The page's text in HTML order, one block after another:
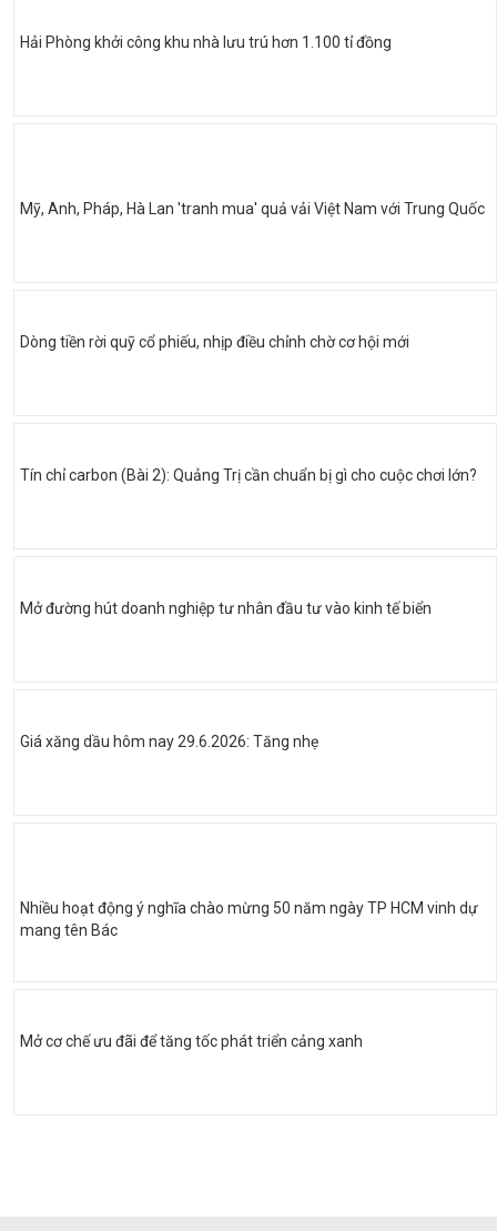
Hải Phòng khởi công khu nhà lưu trú hơn 1.100 tỉ đồng
Mỹ, Anh, Pháp, Hà Lan 'tranh mua' quả vải Việt Nam với Trung Quốc
Dòng tiền rời quỹ cổ phiếu, nhịp điều chỉnh chờ cơ hội mới
Tín chỉ carbon (Bài 2): Quảng Trị cần chuẩn bị gì cho cuộc chơi lớn?
Mở đường hút doanh nghiệp tư nhân đầu tư vào kinh tế biển
Giá xăng dầu hôm nay 29.6.2026: Tăng nhẹ
Nhiều hoạt động ý nghĩa chào mừng 50 năm ngày TP HCM vinh dự
mang tên Bác
Mở cơ chế ưu đãi để tăng tốc phát triển cảng xanh